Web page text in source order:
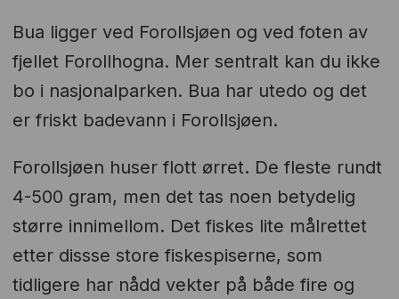
Bua ligger ved Forollsjøen og ved foten av
fjellet Forollhogna. Mer sentralt kan du ikke
bo i nasjonalparken. Bua har utedo og det
er friskt badevann i Forollsjøen.
Forollsjøen huser flott ørret. De fleste rundt
4-500 gram, men det tas noen betydelig
større innimellom. Det fiskes lite målrettet
etter dissse store fiskespiserne, som
tidligere har nådd vekter på både fire og